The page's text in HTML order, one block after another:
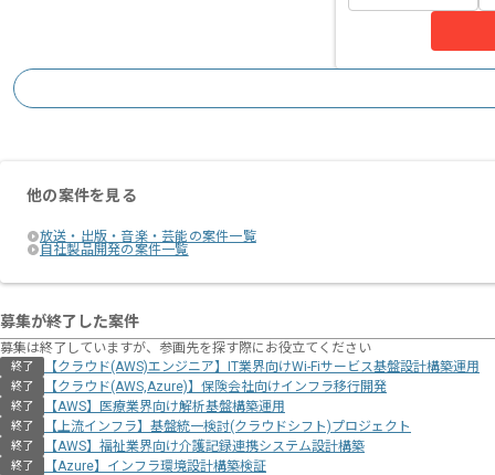
他の案件を見る
放送・出版・音楽・芸能の案件一覧
自社製品開発の案件一覧
募集が終了した案件
募集は終了していますが、参画先を探す際にお役立てください
終了 【クラウド(AWS)エンジニア】IT業界向けWi-Fiサービス基盤設計構築運用
終了 【クラウド(AWS,Azure)】保険会社向けインフラ移行開発
終了 【AWS】医療業界向け解析基盤構築運用
終了 【上流インフラ】基盤統一検討(クラウドシフト)プロジェクト
終了 【AWS】福祉業界向け介護記録連携システム設計構築
終了 【Azure】インフラ環境設計構築検証